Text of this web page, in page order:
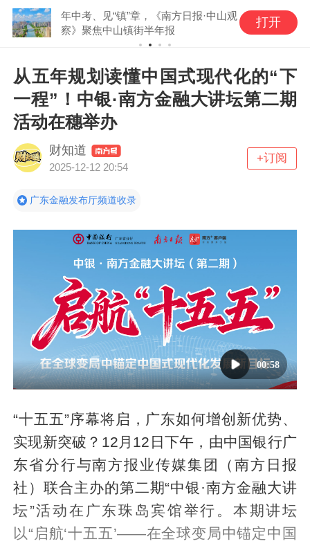
年中考、见“镇”章，《南方日报·中山观
察》聚焦中山镇街半年报
打开
从五年规划读懂中国式现代化的“下
一程”！中银·南方金融大讲坛第二期
活动在穗举办
财知道
2025-12-12 20:54
+订阅
广东金融发布厅频道收录
00:58
“十五五”序幕将启，广东如何增创新优势、
实现新突破？12月12日下午，由中国银行广
东省分行与南方报业传媒集团（南方日报
社）联合主办的第二期“中银·南方金融大讲
坛”活动在广东珠岛宾馆举行。本期讲坛
以“启航‘十五五’——在全球变局中锚定中国